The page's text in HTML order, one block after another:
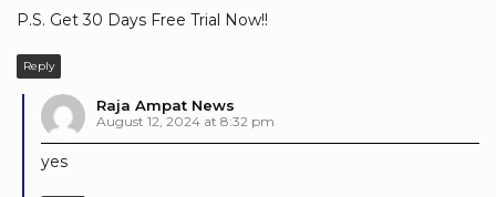
P.S. Get 30 Days Free Trial Now!!
Reply
Raja Ampat News
August 12, 2024 at 8:32 pm
yes